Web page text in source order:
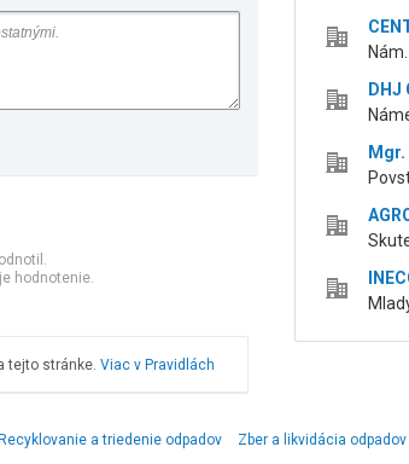
hodnotenie.
tejto stránke. Viac v Pravidlách
DHJ
Recyklovanie a triedenie odpadov Zber a likvidácia odpadov